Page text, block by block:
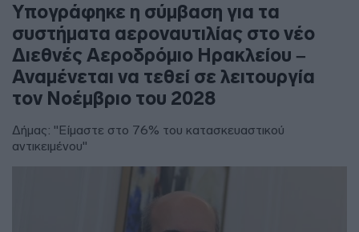
Υπογράφηκε η σύμβαση για τα
συστήματα αεροναυτιλίας στο νέο
Διεθνές Αεροδρόμιο Ηρακλείου –
Αναμένεται να τεθεί σε λειτουργία
τον Νοέμβριο του 2028
Δήμας: "Είμαστε στο 76% του κατασκευαστικού
αντικειμένου"